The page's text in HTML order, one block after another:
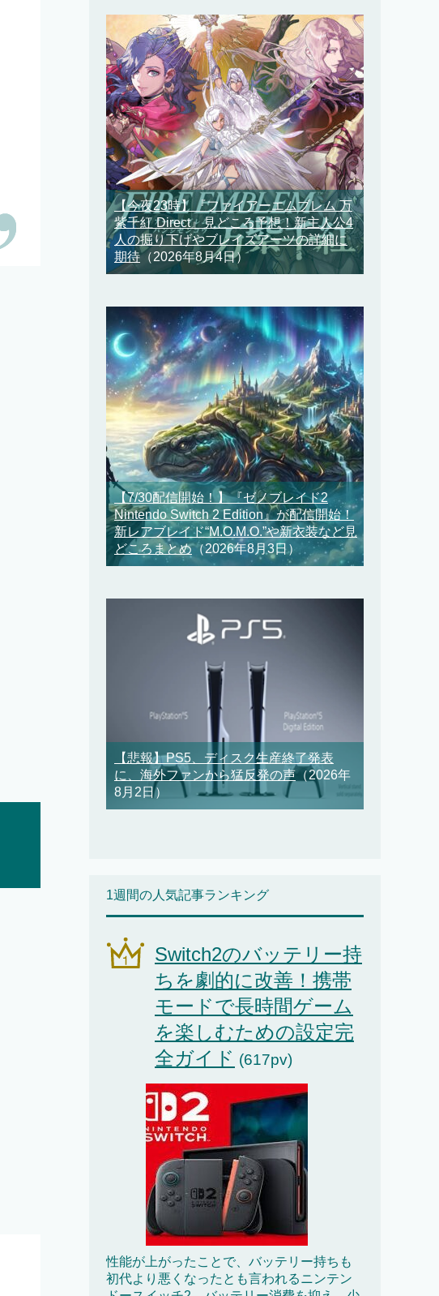
【今夜23時】『ファイアーエムブレム 万
紫千紅 Direct』見どころ予想！新主人公4
人の掘り下げやブレイズアーツの詳細に
期待（2026年8月4日）
【7/30配信開始！】『ゼノブレイド2
Nintendo Switch 2 Edition』が配信開始！
新レアブレイド“M.O.M.O.”や新衣装など見
どころまとめ（2026年8月3日）
【悲報】PS5、ディスク生産終了発表
に、海外ファンから猛反発の声（2026年
8月2日）
1週間の人気記事ランキング
Switch2のバッテリー持
ちを劇的に改善！携帯
モードで長時間ゲーム
を楽しむための設定完
全ガイド (617pv)
性能が上がったことで、バッテリー持ちも
初代より悪くなったとも言われるニンテン